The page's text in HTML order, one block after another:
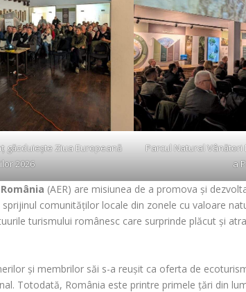
găzduiește Ziua Europeană
2026
Parcul Natural
a
(AER) are misiunea de a promova și
comunităților locale din zonele cu valoare
turismului românesc care surprinde plăcut și
și membrilor săi s-a reușit ca oferta de
Totodată, România este printre primele țări din